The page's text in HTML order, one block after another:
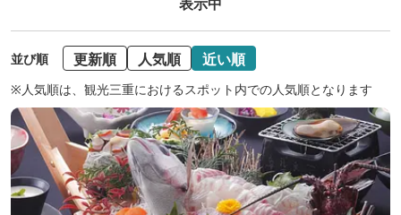
並び順 更新順 人気順 近い順
※人気順は、観光三重におけるスポット内での人気順となります